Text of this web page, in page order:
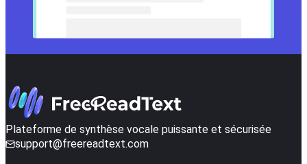
Plateforme de synthèse vocale puissante et sécurisée
support@freereadtext.com